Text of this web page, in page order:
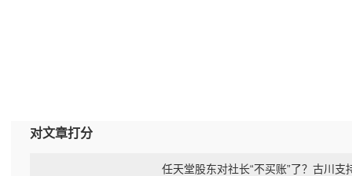
对文章打分
任天堂股东对社长“不买账”了？古川支